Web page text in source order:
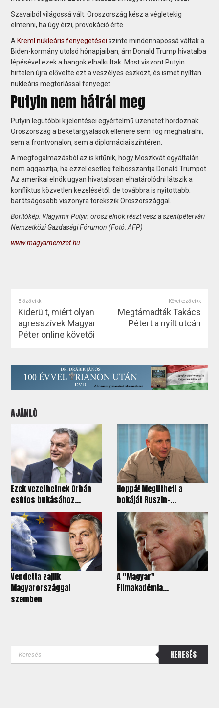
Szavaiból világossá vált: Oroszország kész a végletekig
elmenni, ha úgy érzi, provokáció érte.
A Kreml nukleáris fenyegetéseiszinte mindennapossá váltak a
Biden-kormány utolsó hónapjaiban, ám Donald Trump hivatalba
lépésével ezek a hangok elhalkultak. Most viszont Putyin
hirtelen újra elővette ezt a veszélyes eszközt, és ismét nyíltan
nukleáris megtorlással fenyeget.
Putyin nem hátrál meg
Putyin legutóbbi kijelentései egyértelmű üzenetet hordoznak:
Oroszország a béketárgyalások ellenére sem fog meghátrálni,
sem a frontvonalon, sem a diplomáciai színtéren.
A megfogalmazásból az is kitűnik, hogy Moszkvát egyáltalán
nem aggasztja, ha ezzel esetleg felbosszantja Donald Trumpot.
Az amerikai elnök ugyan hivatalosan elhatárolódni látszik a
konfliktus közvetlen kezelésétől, de továbbra is nyitottabb,
barátságosabb viszonyra törekszik Oroszországgal.
Borítókép: Vlagyimir Putyin orosz elnök részt vesz a szentpétervári
Nemzetközi Gazdasági Fórumon (Fotó: AFP)
www.magyarnemzet.hu
Előző cikk
Kiderült, miért olyan
agresszívek Magyar
Péter online követői
Következő cikk
Megtámadták Takács
Pétert a nyílt utcán
AJÁNLÓ
Ezek vezethetnek Orbán
csúfos bukásához...
Hoppá! Megütheti a
bokáját Ruszin-...
Vendetta zajlik
Magyarországgal
szemben
A "Magyar"
Filmakadémia...
KERESÉS